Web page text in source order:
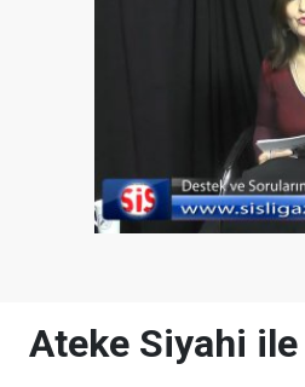
Ateke Siyahi